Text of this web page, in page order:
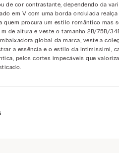
de cor contrastante, dependendo da
em V com uma borda ondulada
quem procura um estilo romântico mas
de altura e veste o tamanho 2B/75B/
global da marca, veste a
a essência e o estilo da Intimissimi,
pelos cortes impecáveis que